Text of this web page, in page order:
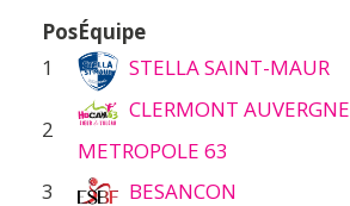
PosÉquipe
1
STELLA SAINT-MAUR
2
CLERMONT AUVERGNE
METROPOLE 63
3 BESANCON